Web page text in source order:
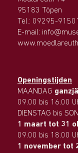
95183 Töpen
Tel.: 09295-
E-mail:
Openingstijden
MAANDAG
09.00 bis 16.00
DIENSTAG bis
1 maart tot 31
09.00 bis 18.00
1 november tot